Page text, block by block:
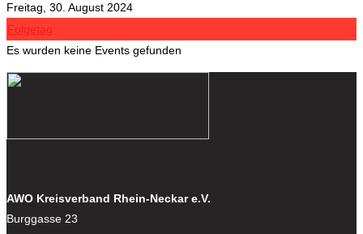
Freitag, 30. August 2024
Folgetag
Es wurden keine Events gefunden
AWO Kreisverband Rhein-Neckar e.V.
Burggasse 23